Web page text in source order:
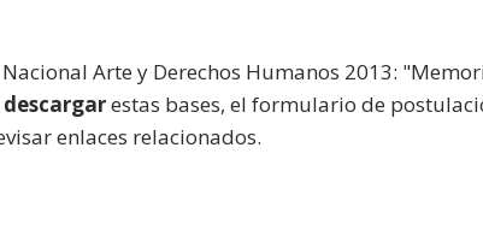
Arte y Derechos Humanos 2013:
descargarestas bases, el formulario de
enlaces relacionados.